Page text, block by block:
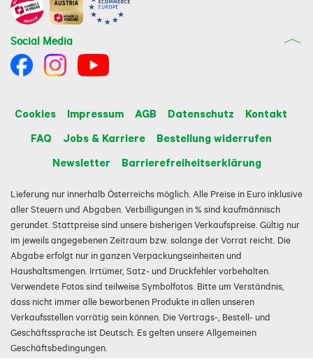
Social Media
Cookies Impressum AGB Datenschutz
Kontakt
FAQ
Jobs & Karriere
Bestellung widerrufen
Newsletter
Barrierefreiheitserklärung
Lieferung nur innerhalb Österreichs möglich. Alle Preise in Euro inklusive
aller Steuern und Abgaben. Verbilligungen in % sind kaufmännisch
gerundet. Stattpreise sind unsere bisherigen Verkaufspreise. Gültig nur
im jeweils angegebenen Zeitraum bzw. solange der Vorrat reicht. Die
Abgabe erfolgt nur in ganzen Verpackungseinheiten und
Haushaltsmengen. Irrtümer, Satz- und Druckfehler vorbehalten.
Verwendete Fotos sind teilweise Symbolfotos. Bitte um Verständnis,
dass nicht immer alle beworbenen Produkte in allen unseren
Verkaufsstellen vorrätig sein können. Die Vertrags-, Bestell- und
Geschäftssprache ist Deutsch. Es gelten unsere Allgemeinen
Geschäftsbedingungen.